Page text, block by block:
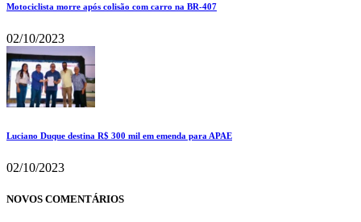
Motociclista morre após colisão com carro na BR-407
02/10/2023
Luciano Duque destina R$ 300 mil em emenda para APAE
02/10/2023
NOVOS COMENTÁRIOS